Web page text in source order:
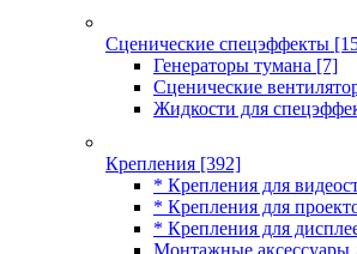
Сценические спецэффекты
Генераторы тумана [7]
Сценические
Жидкости для
Крепления [392]
* Крепления для
* Крепления для
* Крепления для
Монтажные аксессуары